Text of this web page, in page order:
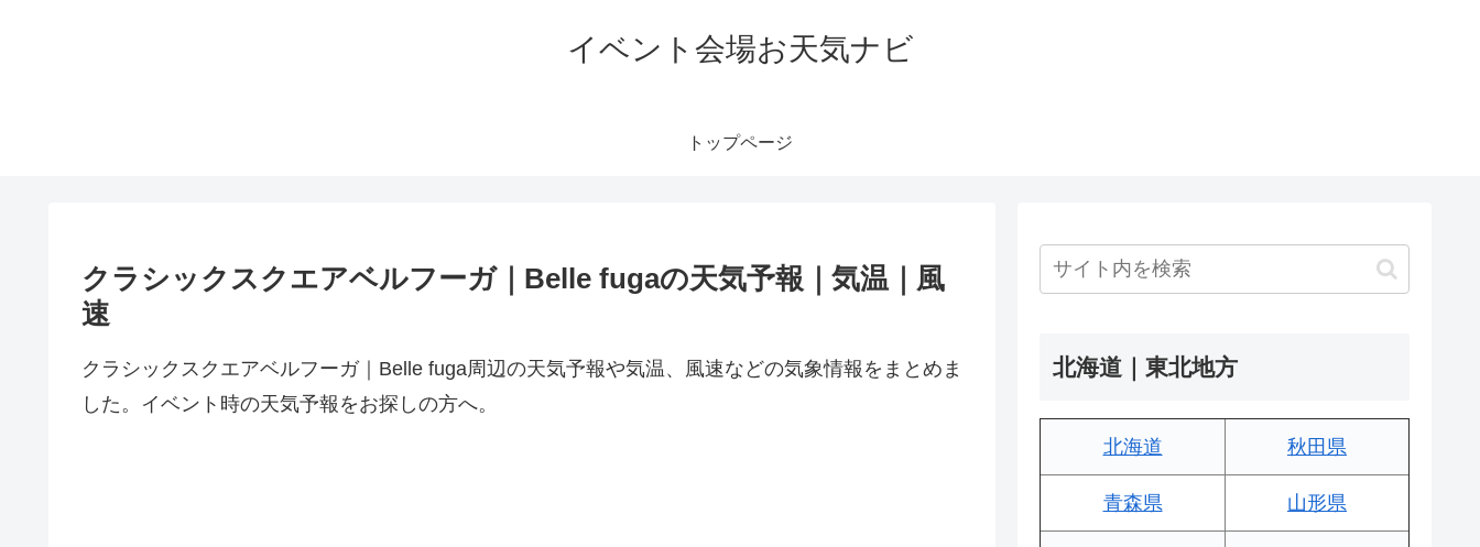
イベント会場お天気ナビ
トップページ
クラシックスクエアベルフーガ｜Belle fugaの天気予報｜気温｜風
速
クラシックスクエアベルフーガ｜Belle fuga周辺の天気予報や気温、風速などの気象情報をまとめま
した。イベント時の天気予報をお探しの方へ。
北海道｜東北地方
北海道 秋田県
青森県 山形県